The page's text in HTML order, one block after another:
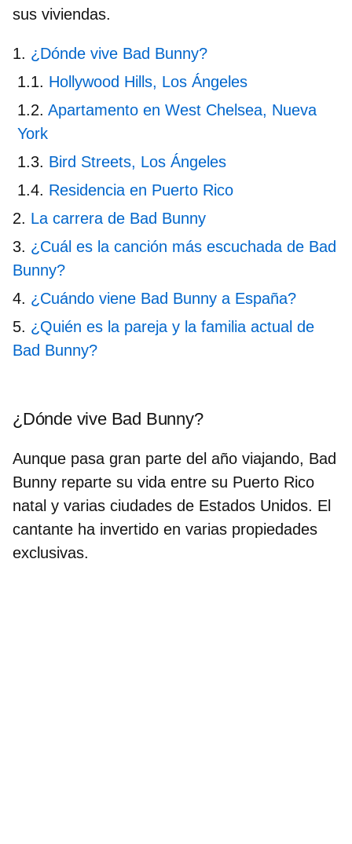
sus viviendas.
¿Dónde vive Bad Bunny?
Hollywood Hills, Los Ángeles
Apartamento en West Chelsea, Nueva
York
Bird Streets, Los Ángeles
Residencia en Puerto Rico
La carrera de Bad Bunny
¿Cuál es la canción más escuchada de Bad
Bunny?
¿Cuándo viene Bad Bunny a España?
¿Quién es la pareja y la familia actual de
Bad Bunny?
¿Dónde vive Bad Bunny?
Aunque pasa gran parte del año viajando, Bad
Bunny reparte su vida entre su Puerto Rico
natal y varias ciudades de Estados Unidos. El
cantante ha invertido en varias propiedades
exclusivas.